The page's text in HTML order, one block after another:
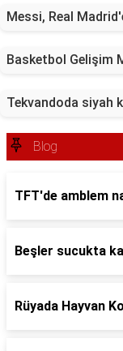
Messi, Real
Basketbol Gelişim
Tekvandoda siyah
Blog
TFT'de amblem
Beşler sucukta
Rüyada Hayvan